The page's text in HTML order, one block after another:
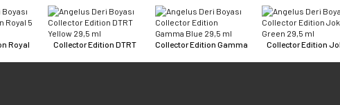
Royal Collector Edition DTRT Collector Edition Gamma Collector Edition